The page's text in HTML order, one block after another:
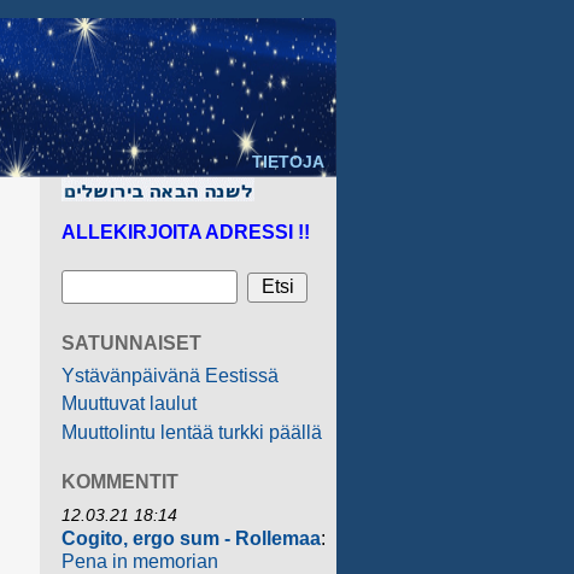
TIETOJA
ALLEKIRJOITA ADRESSI !!
SATUNNAISET
Ystävänpäivänä Eestissä
Muuttuvat laulut
Muuttolintu lentää turkki päällä
KOMMENTIT
12.03.21 18:14
Cogito, ergo sum - Rollemaa:
Pena in memorian